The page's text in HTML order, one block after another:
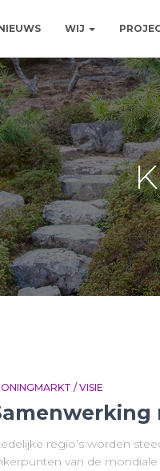
WIJ
/ VISIE
regio’s worden
van de